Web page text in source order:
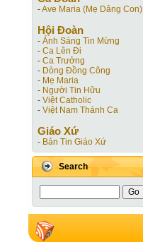
-Ave Maria (Mẹ Dâng Con)
Hội Ðoàn
- Ánh Sáng Tin Mừng
- Ca Lên Đi
- Ca Trưởng
- Dòng Đồng Công
- Mẹ Maria
- Người Tin Hữu
- Việt Catholic
- Việt Nam Thánh Ca
Giáo Xứ
- Bản Tin Giáo Xứ
Search